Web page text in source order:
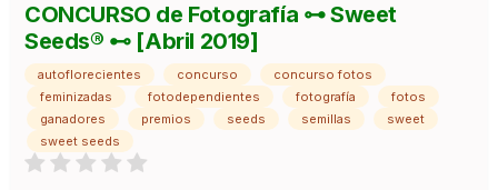
CONCURSO de Fotografía ⊶ Sweet
Seeds® ⊷ [Abril 2019]
autoflorecientes concurso
concurso fotos
feminizadas
fotodependientes fotografía
fotos
ganadores
premios seeds semillas
sweet
sweet seeds